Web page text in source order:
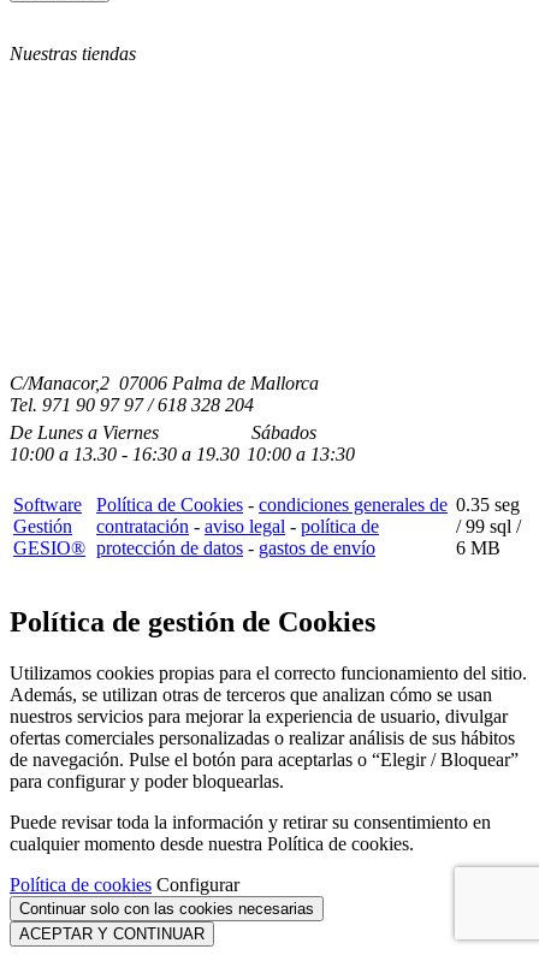
Nuestras tiendas
C/Manacor,2 07006 Palma de Mallorca
Tel. 971 90 97 97 / 618 328 204
De Lunes a Viernes
10:00 a 13.30 - 16:30 a 19.30
Sábados
10:00 a 13:30
Software
Gestión
GESIO®
Política de Cookies - condiciones generales de
contratación - aviso legal - política de
protección de datos - gastos de envío
0.35 seg
/99 sql /
6 MB
Política de gestión de Cookies
Utilizamos cookies propias para el correcto funcionamiento del sitio.
Además, se utilizan otras de terceros que analizan cómo se usan
nuestros servicios para mejorar la experiencia de usuario, divulgar
ofertas comerciales personalizadas o realizar análisis de sus hábitos
de navegación. Pulse el botón para aceptarlas o “Elegir / Bloquear”
para configurar y poder bloquearlas.
Puede revisar toda la información y retirar su consentimiento en
cualquier momento desde nuestra Política de cookies.
Política de cookies Configurar
Continuar solo con las cookies necesarias
ACEPTAR Y CONTINUAR